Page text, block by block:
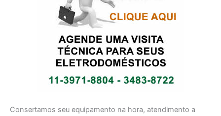
Consertamos seu equipamento na hora, atendimento a